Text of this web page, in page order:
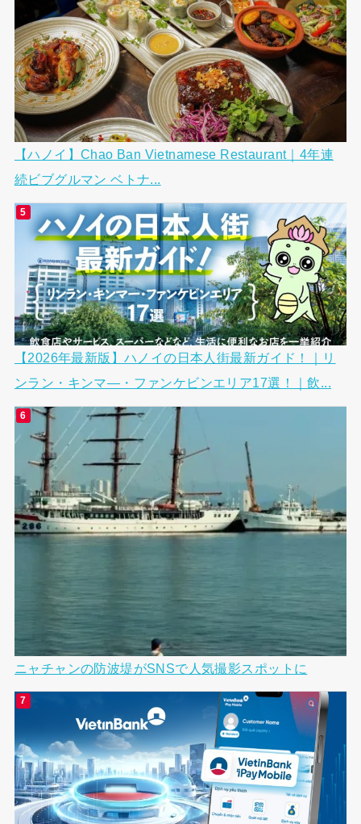
【ハノイ】Chao Ban Vietnamese Restaurant｜4年連
続ビブグルマン ベトナ...
【2026年最新版】ハノイの日本人街最新ガイド！｜リ
ンラン・キンマ―・ファンケビンエリア17選！｜飲...
ニャチャンの防波堤がSNSで人気撮影スポットに